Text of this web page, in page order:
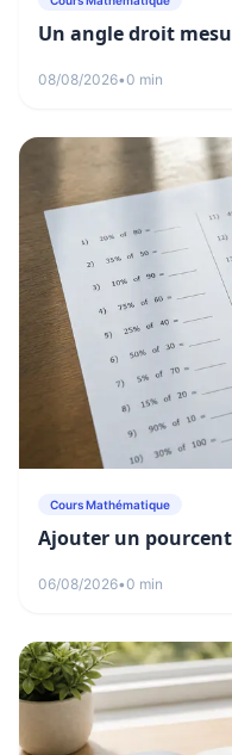
Un angle droit
08/08/2026•0 min
Cours Mathématique
Ajouter un
06/08/2026•0 min